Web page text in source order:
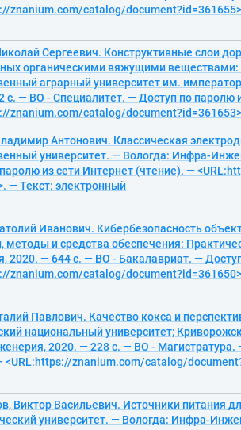
znanium.com/catalog/
Сергеевич. Конструктивные слои
органическими вяжущими
аграрный университет им.
с. — ВО - Специалитет. — Доступ по паролю
znanium.com/catalog/
Антонович. Классическая
университет. — Вологда: Инфра-
из сети Интернет (чтение). —
— Текст: электронный
Иванович. Кибербезопасность
методы и средства обеспечения:
2020. — 644 с. — ВО - Бакалавриат. —
znanium.com/catalog/
Павлович. Качество кокса и
национальный университет;
2020. — 228 с. — ВО - Магистратура.
<URL:https://znanium.com/catalog/
Виктор Васильевич. Источники питания
университет. — Вологда: Инфра-